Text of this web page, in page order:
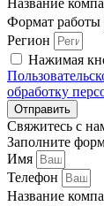
Название
Формат работы
Регион
Нажимая
обработку
Отправить
Свяжитесь с
Заполните
Имя
Телефон
Название